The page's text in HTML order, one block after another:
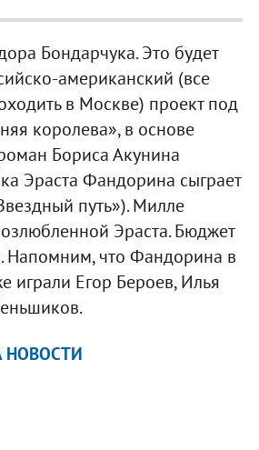
Бондарчука. Это будет
американский (все
в Москве) проект под
королева», в основе
Бориса Акунина
Эраста Фандорина сыграет
путь»). Милле
Эраста. Бюджет
Напомним, что Фандорина в
играли Егор Бероев, Илья
НОВОСТИ